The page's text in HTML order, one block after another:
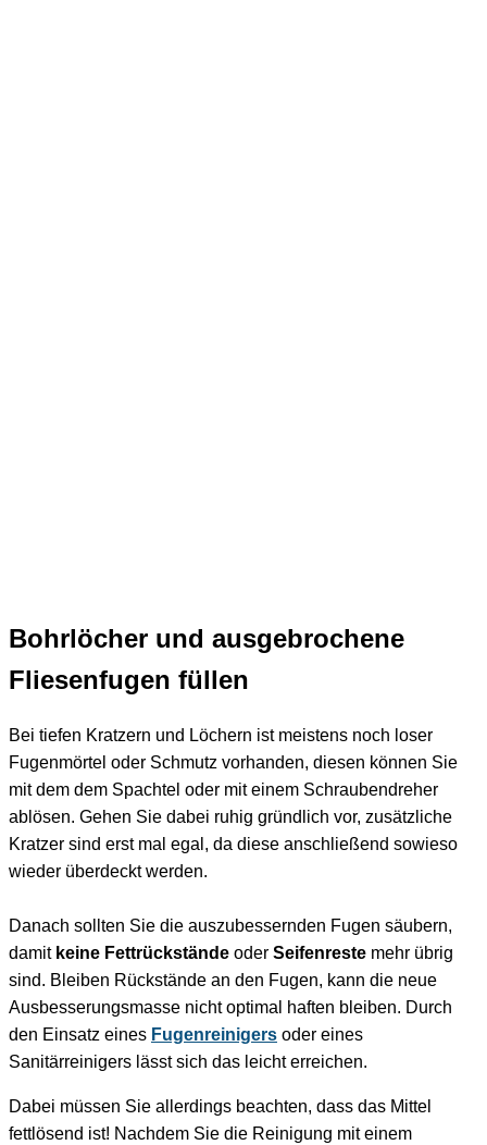
Bohrlöcher und ausgebrochene
Fliesenfugen füllen
Bei tiefen Kratzern und Löchern ist meistens noch loser
Fugenmörtel oder Schmutz vorhanden, diesen können Sie
mit dem dem Spachtel oder mit einem Schraubendreher
ablösen. Gehen Sie dabei ruhig gründlich vor, zusätzliche
Kratzer sind erst mal egal, da diese anschließend sowieso
wieder überdeckt werden.
Danach sollten Sie die auszubessernden Fugen säubern,
damit keine Fettrückstände oder Seifenreste mehr übrig
sind. Bleiben Rückstände an den Fugen, kann die neue
Ausbesserungsmasse nicht optimal haften bleiben. Durch
den Einsatz eines Fugenreinigers oder eines
Sanitärreinigers lässt sich das leicht erreichen.
Dabei müssen Sie allerdings beachten, dass das Mittel
fettlösend ist! Nachdem Sie die Reinigung mit einem